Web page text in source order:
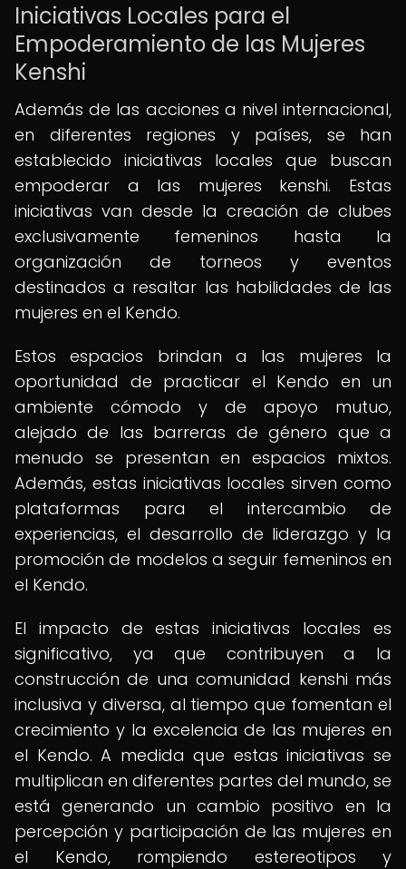
Iniciativas Locales para el
Empoderamiento de las Mujeres
Kenshi
Además de las acciones a nivel internacional,
en diferentes regiones y países, se han
establecido iniciativas locales que buscan
empoderar a las mujeres kenshi. Estas
iniciativas van desde la creación de clubes
exclusivamente femeninos hasta la
organización de torneos y eventos
destinados a resaltar las habilidades de las
mujeres en el Kendo.
Estos espacios brindan a las mujeres la
oportunidad de practicar el Kendo en un
ambiente cómodo y de apoyo mutuo,
alejado de las barreras de género que a
menudo se presentan en espacios mixtos.
Además, estas iniciativas locales sirven como
plataformas para el intercambio de
experiencias, el desarrollo de liderazgo y la
promoción de modelos a seguir femeninos en
el Kendo.
El impacto de estas iniciativas locales es
significativo, ya que contribuyen a la
construcción de una comunidad kenshi más
inclusiva y diversa, al tiempo que fomentan el
crecimiento y la excelencia de las mujeres en
el Kendo. A medida que estas iniciativas se
multiplican en diferentes partes del mundo, se
está generando un cambio positivo en la
percepción y participación de las mujeres en
el Kendo, rompiendo estereotipos y